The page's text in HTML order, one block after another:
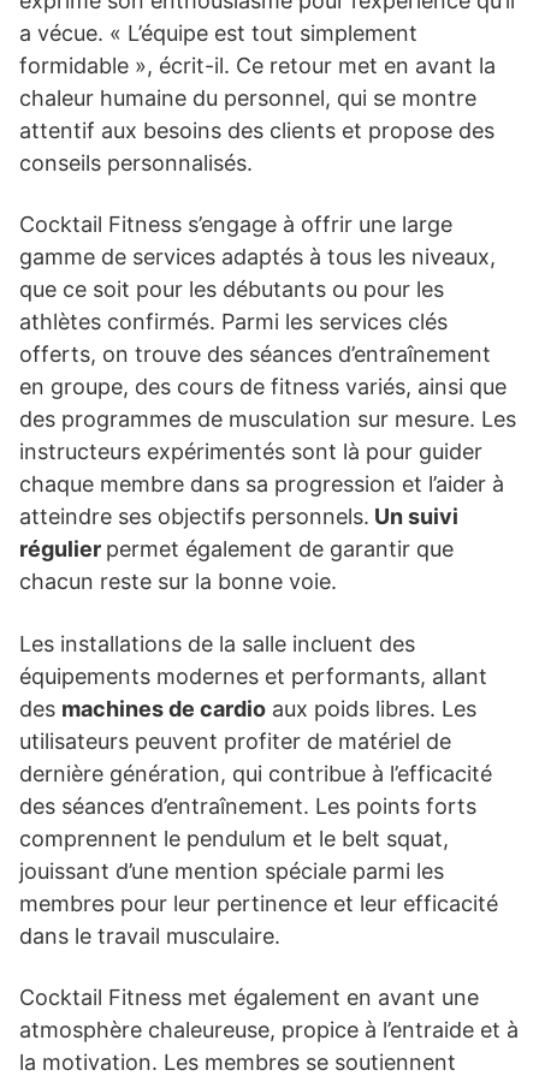
a vécue. « L’équipe est tout simplement
formidable », écrit-il. Ce retour met en avant la
chaleur humaine du personnel, qui se montre
attentif aux besoins des clients et propose des
conseils personnalisés.
Cocktail Fitness s’engage à offrir une large
gamme de services adaptés à tous les niveaux,
que ce soit pour les débutants ou pour les
athlètes confirmés. Parmi les services clés
offerts, on trouve des séances d’entraînement
en groupe, des cours de fitness variés, ainsi que
des programmes de musculation sur mesure. Les
instructeurs expérimentés sont là pour guider
chaque membre dans sa progression et l’aider à
atteindre ses objectifs personnels. Un suivi
régulier permet également de garantir que
chacun reste sur la bonne voie.
Les installations de la salle incluent des
équipements modernes et performants, allant
des machines de cardio aux poids libres. Les
utilisateurs peuvent profiter de matériel de
dernière génération, qui contribue à l’efficacité
des séances d’entraînement. Les points forts
comprennent le pendulum et le belt squat,
jouissant d’une mention spéciale parmi les
membres pour leur pertinence et leur efficacité
dans le travail musculaire.
Cocktail Fitness met également en avant une
atmosphère chaleureuse, propice à l’entraide et à
la motivation. Les membres se soutiennent